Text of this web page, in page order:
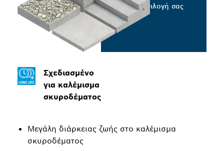
Σχεδιασμένο
για καλέμισμα
σκυροδέματος
Μεγάλη διάρκειας ζωής στο καλέμισμα
σκυροδέματος
επιλογή σας